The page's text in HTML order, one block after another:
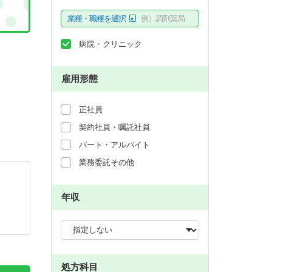
業種・職種を選択 例）調剤薬局
病院・クリニック
雇用形態
正社員
契約社員・嘱託社員
パート・アルバイト
業務委託その他
年収
処方科目